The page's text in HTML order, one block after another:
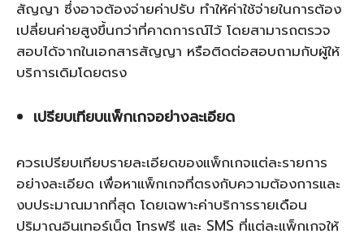
สัญญา ซึ่งอาจต้องจ่ายค่าปรับ ทำให้ค่าใช้จ่ายในการต้อง
เปลี่ยนค่ายสูงขึ้นกว่าที่คาดการณ์ไว้ โดยสามารถตรวจ
สอบได้จากในเอกสารสัญญา หรือติดต่อสอบถามกับผู้ให้
บริการเดิมโดยตรง
เปรียบเทียบแพ็กเกจอย่างละเอียด
ควรเปรียบเทียบรายละเอียดของแพ็กเกจแต่ละรายการ
อย่างละเอียด เพื่อหาแพ็กเกจที่ตรงกับความต้องการและ
งบประมาณมากที่สุด โดยเฉพาะค่าบริการรายเดือน
ปริมาณอินเทอร์เน็ต โทรฟรี และ SMS ที่แต่ละแพ็กเกจให้